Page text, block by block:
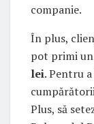
companie.
În plus,
pot primi un
lei. Pentru
Plus, să